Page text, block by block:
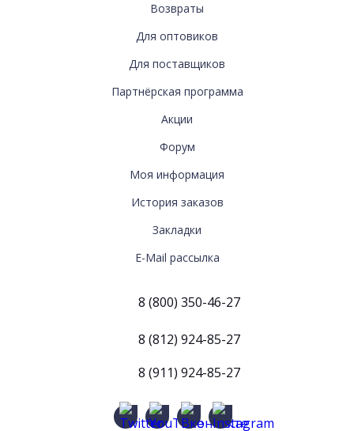
Возвраты
Для оптовиков
Для поставщиков
ДОПОЛНИТЕЛЬНО
Партнёрская программа
Акции
Форум
ИНФОРМАЦИЯ
Моя информация
История заказов
Закладки
E-Mail рассылка
8 (800) 350-46-27
8 (812) 924-85-27
8 (911) 924-85-27
TwitterYouTubeВконтакте
Instagram